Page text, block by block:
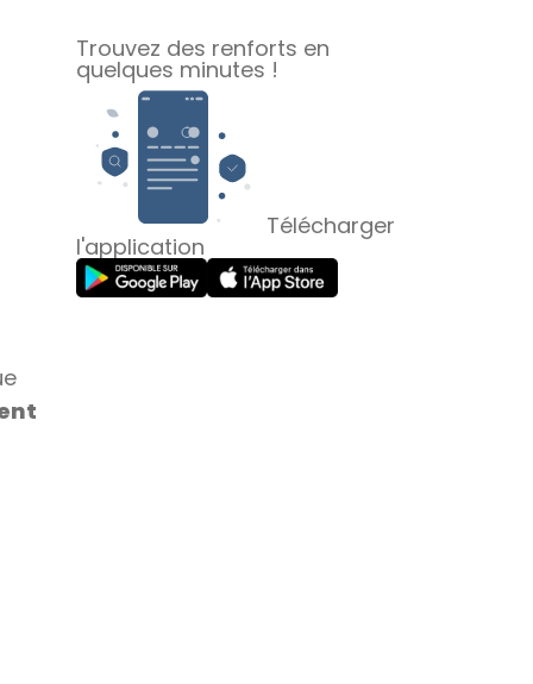
Trouvez des renforts en
quelques minutes !
Télécharger
l'application